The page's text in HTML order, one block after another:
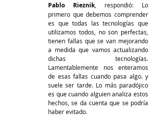
Pablo Rieznik , respondió: Lo
primero que debemos comprender
es que todas las tecnologías que
utilizamos todos, no son perfectas,
tienen fallas que se van mejorando
a medida que vamos actualizando
dichas tecnologías.
Lamentablemente nos enteramos
de esas fallas cuando pasa algo. y
suele ser tarde. Lo más paradójico
es que cuando alguien analiza estos
hechos, se da cuenta que se podría
haber evitado.